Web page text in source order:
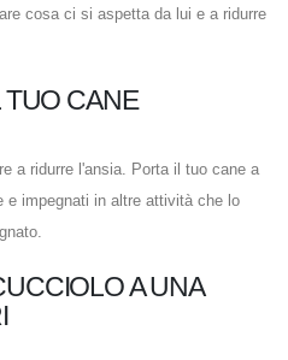
cosa ci si aspetta da lui e a ridurre
TUO CANE
a ridurre l'ansia. Porta il tuo cane a
e impegnati in altre attività che lo
A UNA